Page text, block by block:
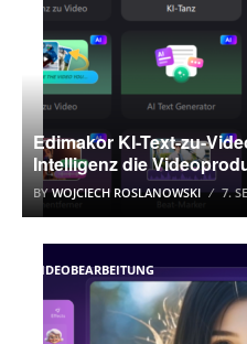
Edimakor KI-Text-zu-
Intelligenz die
BYWOJCIECH ROSLANOWSKI 7.
VIDEOBEARBEITUNG